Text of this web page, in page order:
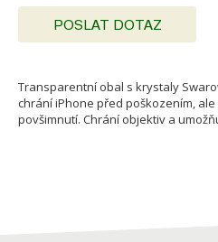
POSLAT DOTAZ
Transparentní obal s krystaly
chrání iPhone před poškozením,
povšimnutí. Chrání objektiv a